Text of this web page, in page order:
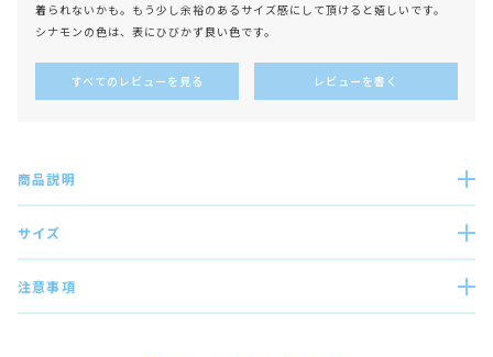
着られないかも。もう少し余裕のあるサイズ感にして頂けると嬉しいです。
シナモンの色は、表にひびかず良い色です。
すべてのレビューを見る レビューを書く
商品説明
サイズ
注意事項